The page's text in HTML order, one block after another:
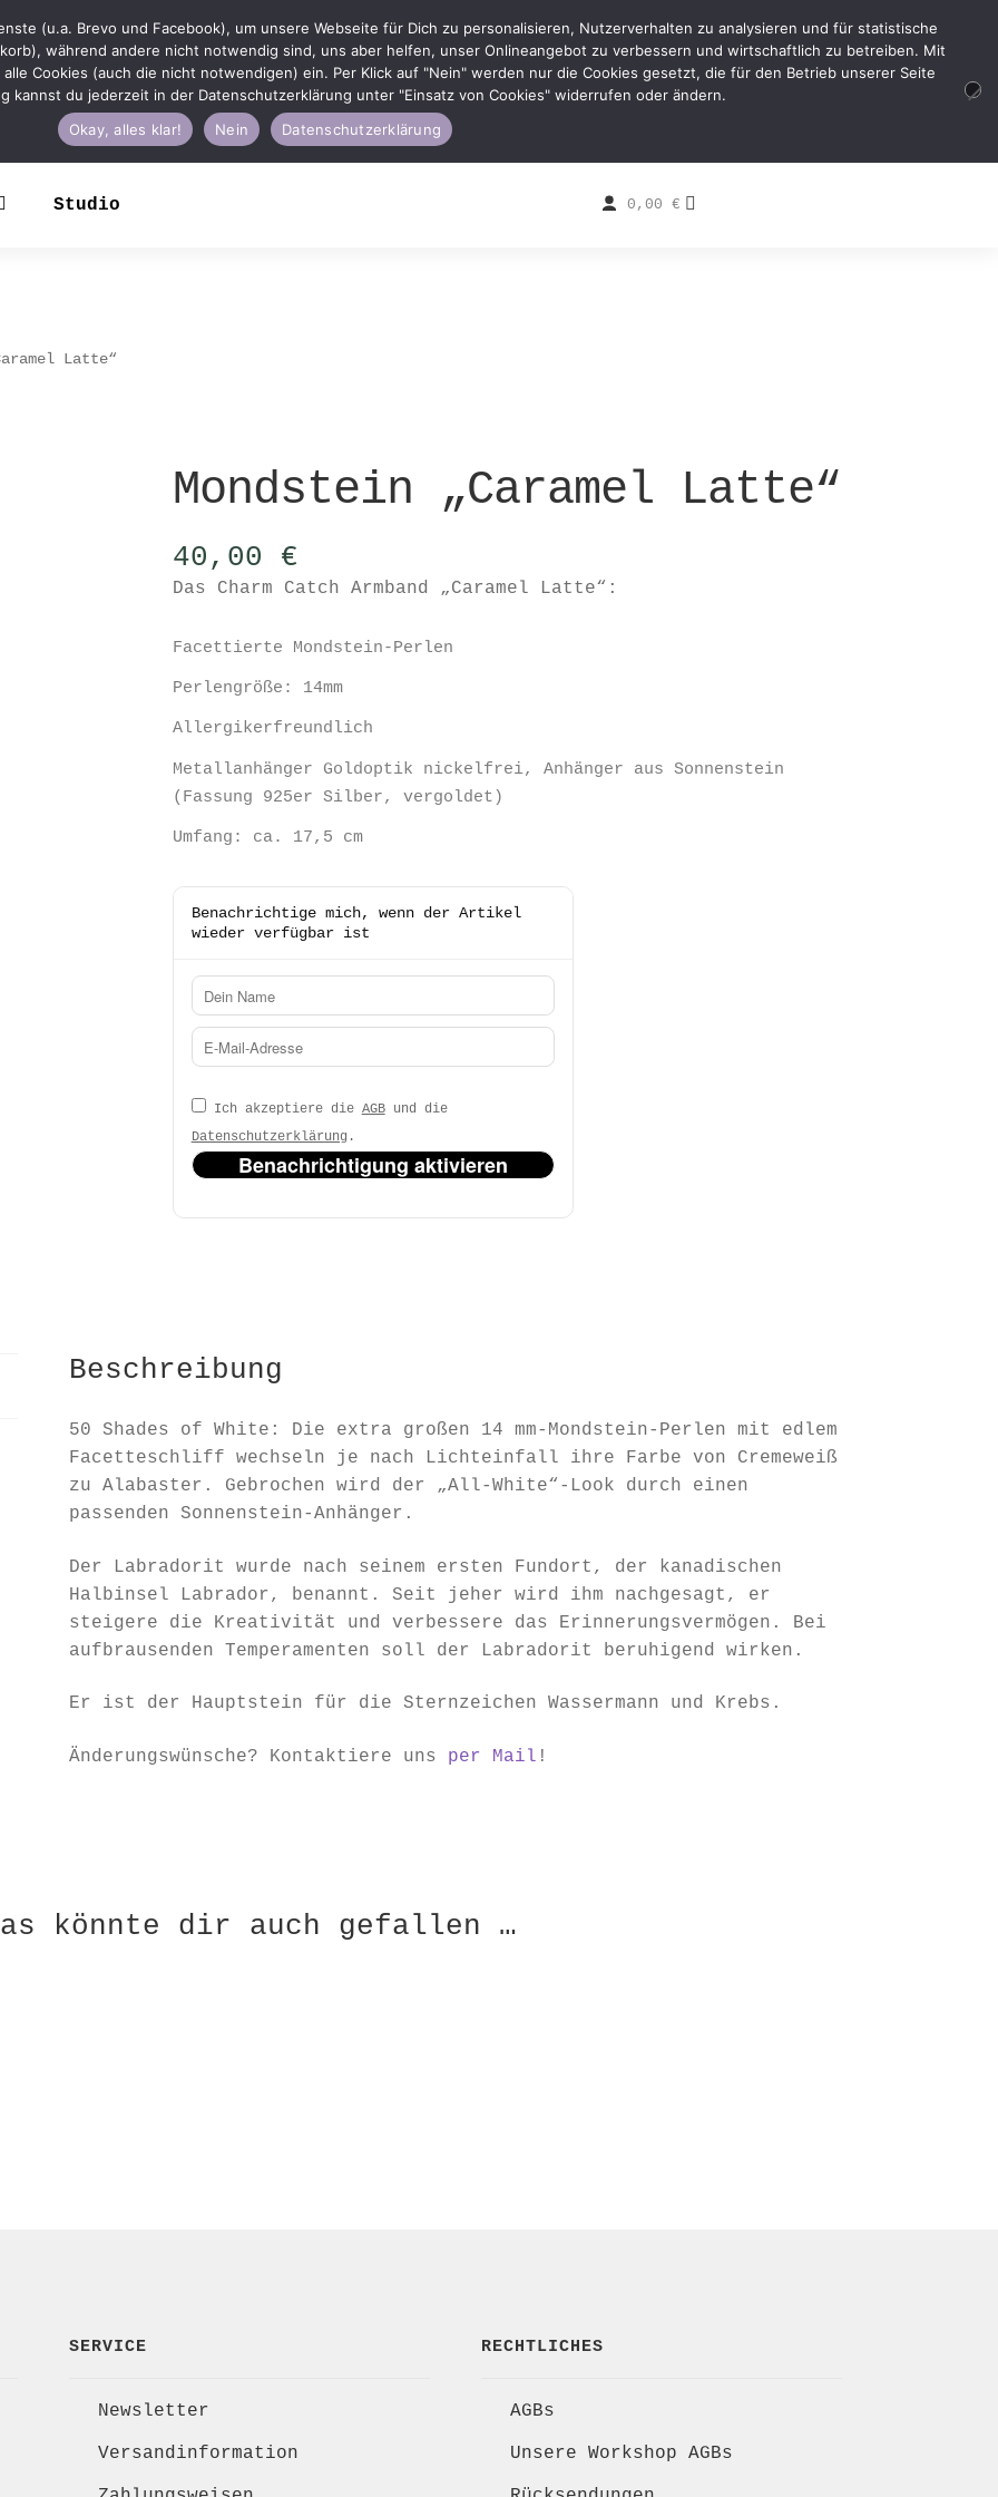
Studio 0,00 €
Latte“
Mondstein „Caramel Latte“
40,00 €
Das Charm Catch Armband „Caramel Latte“:
Facettierte Mondstein-Perlen
Perlengröße: 14mm
Allergikerfreundlich
Metallanhänger Goldoptik nickelfrei, Anhänger aus Sonnenstein
(Fassung 925er Silber, vergoldet)
Umfang: ca. 17,5 cm
Benachrichtige mich, wenn der Artikel
wieder verfügbar ist
Ich akzeptiere die AGBund die
Datenschutzerklärung .
Benachrichtigung aktivieren
Beschreibung
50 Shades of White: Die extra großen 14 mm-Mondstein-Perlen mit edlem
Facetteschliff wechseln je nach Lichteinfall ihre Farbe von Cremeweiß
zu Alabaster. Gebrochen wird der „All-White“-Look durch einen
passenden Sonnenstein-Anhänger.
Der Labradorit wurde nach seinem ersten Fundort, der kanadischen
Halbinsel Labrador, benannt. Seit jeher wird ihm nachgesagt, er
steigere die Kreativität und verbessere das Erinnerungsvermögen. Bei
aufbrausenden Temperamenten soll der Labradorit beruhigend wirken.
Er ist der Hauptstein für die Sternzeichen Wassermann und Krebs.
Änderungswünsche? Kontaktiere uns per Mail !
könnte dir auch gefallen …
SERVICE
Newsletter
Versandinformation
RECHTLICHES
AGBs
Unsere Workshop AGBs
(u.a. Brevo und Facebook), um unsere Webseite für Dich zu personalisieren, Nutzerverhalten zu analysieren und für statistische
während andere nicht notwendig sind, uns aber helfen, unser Onlineangebot zu verbessern und wirtschaftlich zu betreiben. Mit
Cookies (auch die nicht notwendigen) ein. Per Klick auf "Nein" werden nur die Cookies gesetzt, die für den Betrieb unserer Seite
kannst du jederzeit in der Datenschutzerklärung unter "Einsatz von Cookies" widerrufen oder ändern.
Okay, alles klar!
Nein Datenschutzerklärung